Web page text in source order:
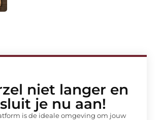
niet langer en
sluit je nu aan!
is de ideale omgeving om jouw